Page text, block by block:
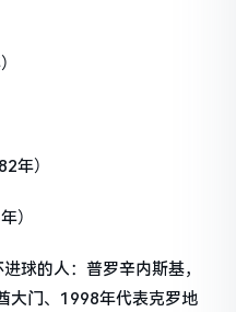
年）
）
球的人：普罗辛内斯基，
大门、1998年代表克罗地